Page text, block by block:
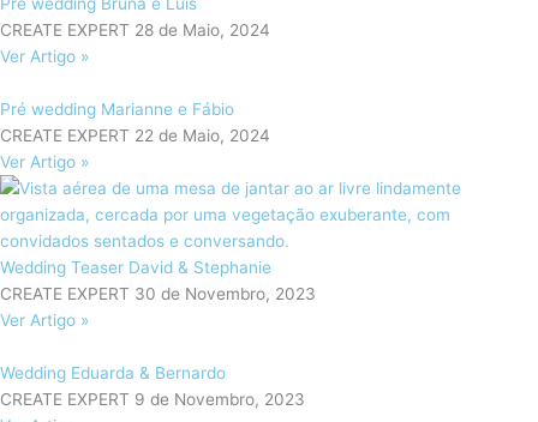
CREATE EXPERT 28 de Maio, 2024
Ver Artigo »
Pré wedding Marianne e Fábio
CREATE EXPERT 22 de Maio, 2024
Ver Artigo »
Wedding Teaser David & Stephanie
CREATE EXPERT 30 de Novembro, 2023
Ver Artigo »
Wedding Eduarda & Bernardo
CREATE EXPERT 9 de Novembro, 2023